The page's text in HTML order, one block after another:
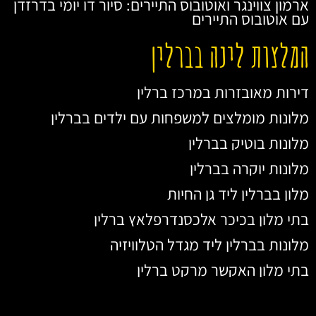
ארמון צווינגר ואוטובוס התיירים: סיור דו יומי בדרזדן
עם אוטובוס התיירים
המלצות לינה בברלין
דירות מאובזרות במרכז ברלין
מלונות מומלצים למשפחות עם ילדים בברלין
מלונות בוטיק בברלין
מלונות יוקרה בברלין
מלון בברלין ליד גן החיות
בתי מלון בכיכר אלכסנדרפלאץ ברלין
מלונות בברלין ליד מגדל הטלוויזיה
בתי מלון האקשר מרקט ברלין